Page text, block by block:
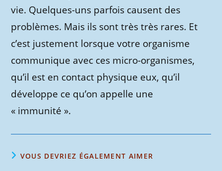
vie. Quelques-uns parfois causent des
problèmes. Mais ils sont très très rares. Et
c’est justement lorsque votre organisme
communique avec ces micro-organismes,
qu’il est en contact physique eux, qu’il
développe ce qu’on appelle une
« immunité ».
VOUS DEVRIEZ ÉGALEMENT AIMER